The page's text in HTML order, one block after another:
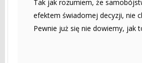
Tak jak rozumiem, że
efektem świadomej decyzji, nie
Pewnie już się nie dowiemy, jak